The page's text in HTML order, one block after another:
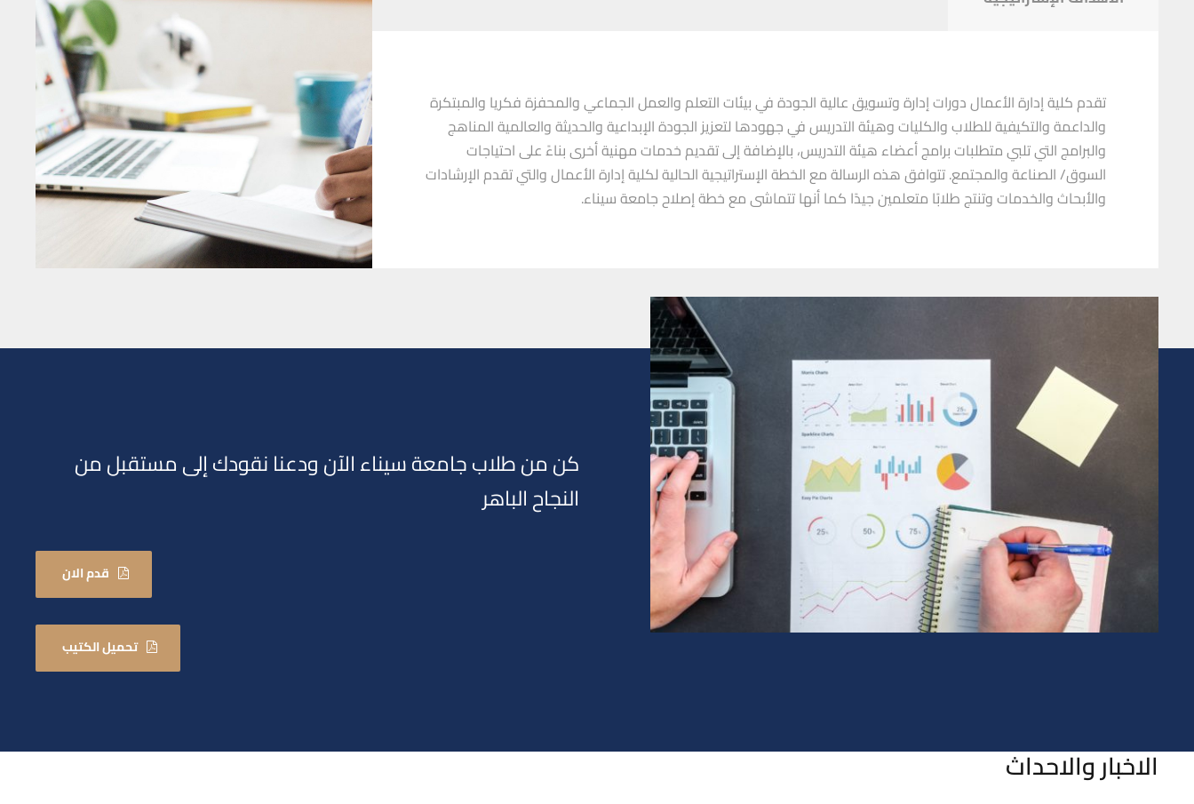
تقدم كلية إدارة الأعمال دورات إدارة وتسويق عالية الجودة في بيئات التعلم والعمل الجماعي والمحفزة فكريا والمبتكرة
والداعمة والتكيفية للطلاب والكليات وهيئة التدريس في جهودها لتعزيز الجودة الإبداعية والحديثة والعالمية المناهج
والبرامج التي تلبي متطلبات برامج أعضاء هيئة التدريس، بالإضافة إلى تقديم خدمات مهنية أخرى بناءً على احتياجات
السوق/ الصناعة والمجتمع. تتوافق هذه الرسالة مع الخطة الإستراتيجية الحالية لكلية إدارة الأعمال والتي تقدم الإرشادات
والأبحاث والخدمات وتنتج طلابًا متعلمين جيدًا كما أنها تتماشى مع خطة إصلاح جامعة سيناء.
كن من طلاب جامعة سيناء الآن ودعنا نقودك إلى مستقبل من
النجاح الباهر
قدم الان
تحميل الكتيب
الاخبار والاحداث